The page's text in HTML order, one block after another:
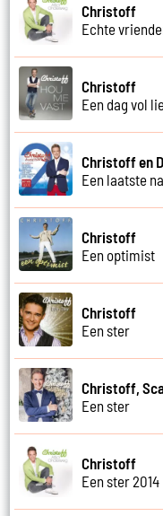
Christoff
Echte
Christoff
Een dag vol
Christoff en
Een laatste
Christoff
Een optimist
Christoff
Een ster
Christoff,
Een ster
Christoff
Een ster 2014